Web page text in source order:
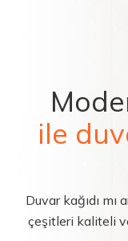
ile
Duvar kağıdı mı
çeşitleri kaliteli